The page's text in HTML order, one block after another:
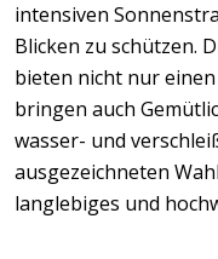
intensiven
Blicken zu schützen.
bieten nicht nur
bringen auch
wasser- und
ausgezeichneten
langlebiges und